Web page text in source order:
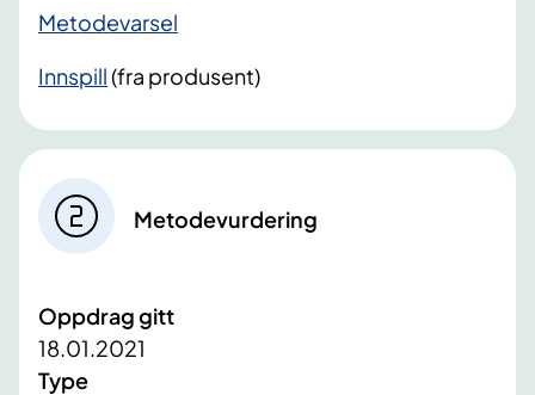
​Metodevarsel
Innspill(fra produsent)
Metodevurdering
Oppdrag gitt
18.01.2021
Type